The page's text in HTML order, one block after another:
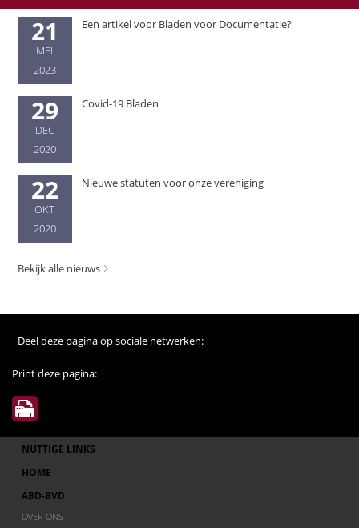
21
MEI
2023
Een artikel voor Bladen voor Documentatie?
29
DEC
2020
Covid-19 Bladen
22
OKT
2020
Nieuwe statuten voor onze vereniging
Bekijk alle nieuws
Deel deze pagina op sociale netwerken:
Print deze pagina:
NUTTIGE LINKS
HOME
ABD-BVD
OVER ONS